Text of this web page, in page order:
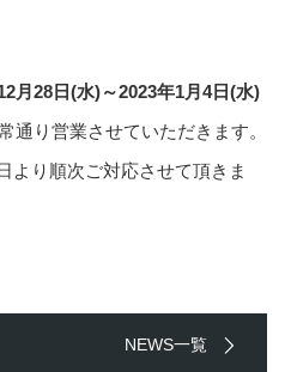
月28日(水)～2023年1月4日(水)
通り営業させていただきます。
より順次ご対応させて頂きま
NEWS一覧